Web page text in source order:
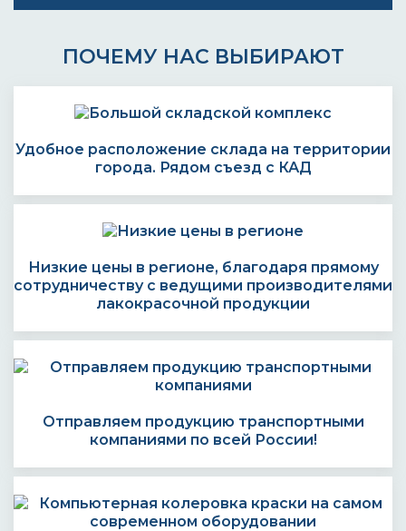
ПОЧЕМУ НАС ВЫБИРАЮТ
Удобное расположение склада на территории
города. Рядом съезд с КАД
Низкие цены в регионе, благодаря прямому
сотрудничеству с ведущими производителями
лакокрасочной продукции
Отправляем продукцию транспортными
компаниями по всей России!